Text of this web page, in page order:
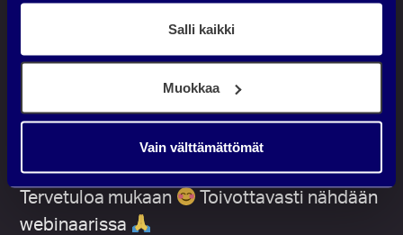
Salli kaikki
Muokkaa
Vain välttämättömät
rakennettu pitkän aikavälin
markkinointikoneistoa kuntoon, sun
kandee tulla mukaan.
lähtisi tekemään asioita entistä paremmin.
Tervetuloa mukaan
Toivottavasti nähdään
webinaarissa